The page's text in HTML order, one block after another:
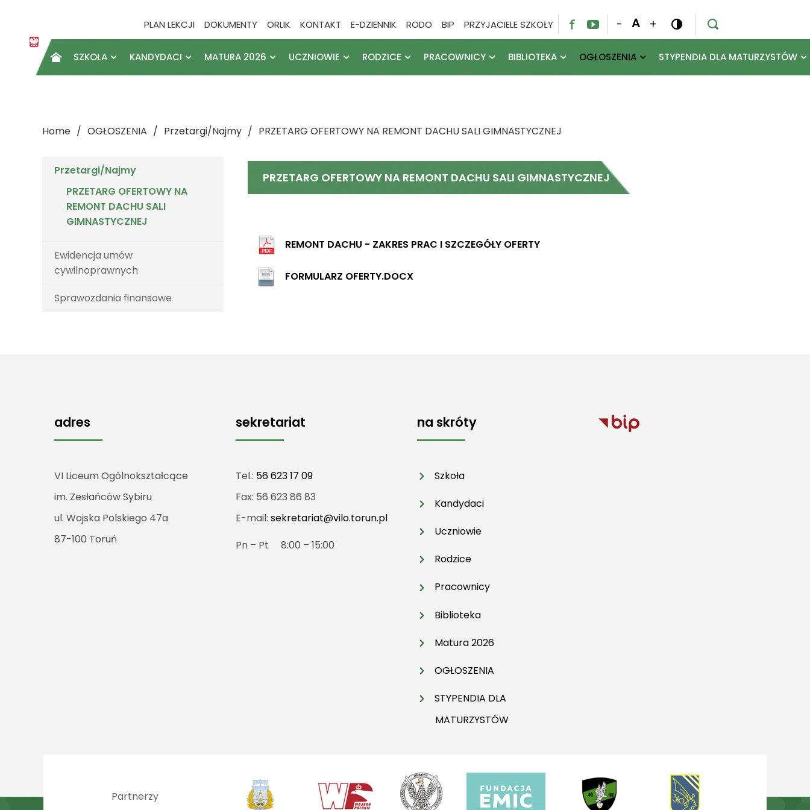
PLAN LEKCJI DOKUMENTY ORLIK KONTAKT E-DZIENNIK RODO BIP PRZYJACIELE SZKOŁY   - A +  
 SZKOŁA KANDYDACI MATURA 2026 UCZNIOWIE RODZICE PRACOWNICY BIBLIOTEKA OGŁOSZENIA STYPENDIA DLA MATURZYSTÓW
Home OGŁOSZENIA Przetargi/Najmy PRZETARG OFERTOWY NA REMONT DACHU SALI GIMNASTYCZNEJ
Przetargi/Najmy
PRZETARG OFERTOWY NA
REMONT DACHU SALI
GIMNASTYCZNEJ
Ewidencja umów
cywilnoprawnych
Sprawozdania finansowe
PRZETARG OFERTOWY NA REMONT DACHU SALI GIMNASTYCZNEJ
REMONT DACHU - ZAKRES PRAC I SZCZEGÓŁY OFERTY
FORMULARZ OFERTY.DOCX
adres
VI Liceum Ogólnokształcące
im. Zesłańców Sybiru
ul. Wojska Polskiego 47a
87-100 Toruń
sekretariat
Tel.: 56 623 17 09
Fax: 56 623 86 83
E-mail: sekretariat@vilo.torun.pl
Pn – Pt 8:00 – 15:00
na skróty
Szkoła
Kandydaci
Uczniowie
Rodzice
Pracownicy
Biblioteka
Matura 2026
OGŁOSZENIA
STYPENDIA DLA
MATURZYSTÓW
Partnerzy